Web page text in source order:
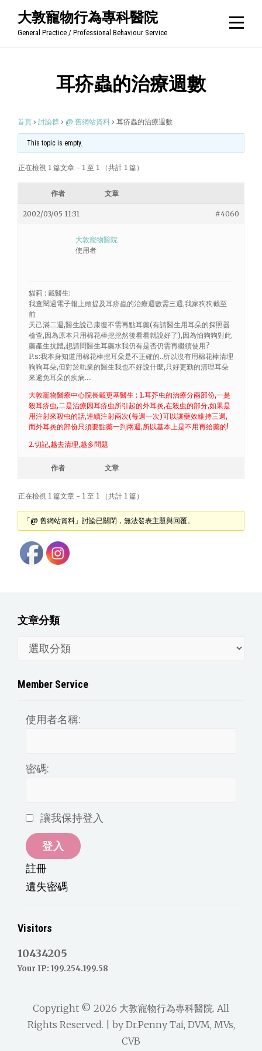
大敦寵物行為專科醫院
General Practice / Professional Behaviour Service
耳疥蟲的治療週數
首頁 › 討論群 › @ 舊網站資料 › 耳疥蟲的治療週數
This topic is empty.
正在檢視 1 篇文章 - 1 至 1 （共計 1 篇）
作者 文章
2002/03/05 11:31 #4060
大敦寵物醫院
使用者
貓莉 : 戴醫生:
我查閱過電子報上頭提及耳疥蟲的治療週數需三週,我家狗狗截至
前
天己滿二週,醫生說己康復不需再點耳藥(有請醫生用耳朵的探照器
檢查,因為原本只用棉花棒挖挖然後看看就說好了),因為怕狗狗對此
藥產生抗體,想請問醫生耳藥水我仍有是否仍需再繼續使用?
P.s:我本身知道用棉花棒挖耳朵是不正確的..所以沒有用棉花棒清理
狗狗耳朵,但對於執業的醫生我也不好說什麼,只好更勤的清理耳朵
來避免耳朵的疾病….
大敦寵物醫療中心院長戴更基醫生 : 1.耳芥虫的治療分兩部份,一是
殺耳疥虫,二是治療因耳疥虫所引起的外耳炎,在殺虫的部分,如果是
用注射來殺虫的話,連續注射兩次(每週一次)可以讓藥效維持三週,
而外耳炎的部份只須要點藥一到兩週,所以基本上是不用再給藥的!
2.切記,越去清理,越多問題
作者 文章
正在檢視 1 篇文章 - 1 至 1 （共計 1 篇）
「@ 舊網站資料」討論已關閉，無法發表主題與回覆。
文章分類
分
Member Service
使用者名稱:
密碼:
讓我保持登入
登入
註冊
遺失密碼
Visitors
10434205
Your IP: 199.254.199.58
Copyright © 2026 大敦寵物行為專科醫院. All
Rights Reserved. | by Dr.Penny Tai, DVM, MVs,
CVB